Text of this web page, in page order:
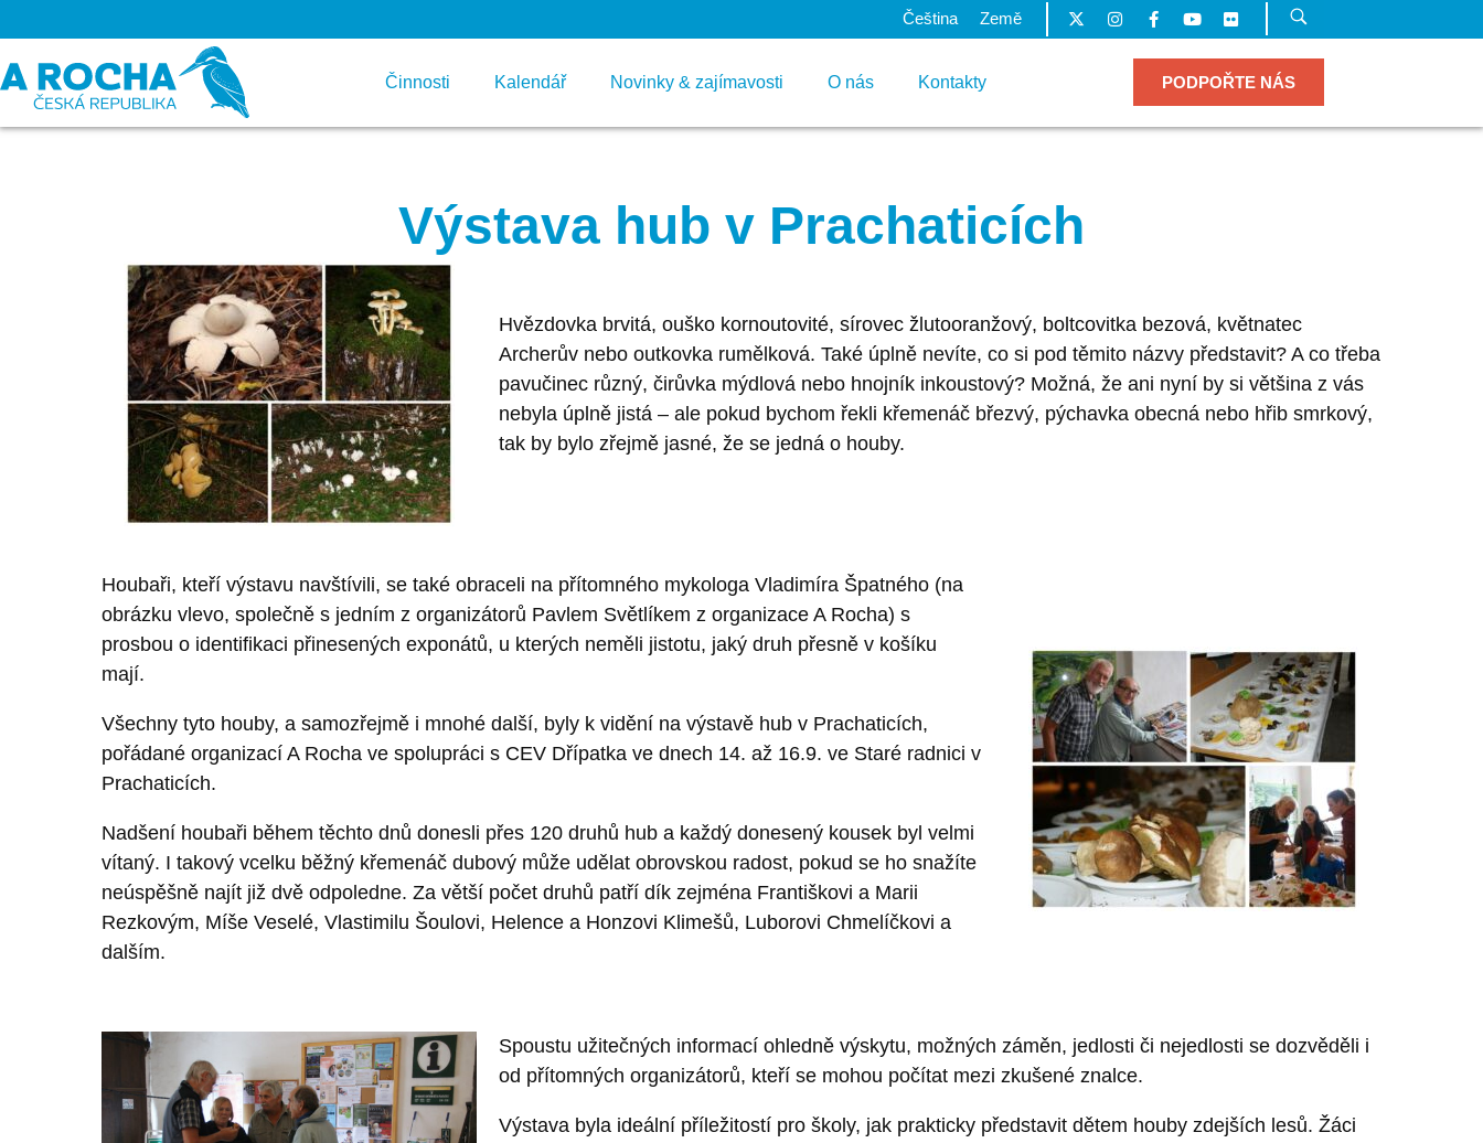
Čeština Země
Činnosti Kalendář Novinky & zajímavosti O nás Kontakty PODPOŘTE NÁS
Výstava hub v Prachaticích
Hvězdovka brvitá, ouško kornoutovité, sírovec žlutooranžový, boltcovitka bezová, květnatec
Archerův nebo outkovka rumělková. Také úplně nevíte, co si pod těmito názvy představit? A co třeba
pavučinec různý, čirůvka mýdlová nebo hnojník inkoustový? Možná, že ani nyní by si většina z vás
nebyla úplně jistá – ale pokud bychom řekli křemenáč březvý, pýchavka obecná nebo hřib smrkový,
tak by bylo zřejmě jasné, že se jedná o houby.
Houbaři, kteří výstavu navštívili, se také obraceli na přítomného mykologa Vladimíra Špatného (na
obrázku vlevo, společně s jedním z organizátorů Pavlem Světlíkem z organizace A Rocha) s
prosbou o identifikaci přinesených exponátů, u kterých neměli jistotu, jaký druh přesně v košíku
mají.
Všechny tyto houby, a samozřejmě i mnohé další, byly k vidění na výstavě hub v Prachaticích,
pořádané organizací A Rocha ve spolupráci s CEV Dřípatka ve dnech 14. až 16.9. ve Staré radnici v
Prachaticích.
Nadšení houbaři během těchto dnů donesli přes 120 druhů hub a každý donesený kousek byl velmi
vítaný. I takový vcelku běžný křemenáč dubový může udělat obrovskou radost, pokud se ho snažíte
neúspěšně najít již dvě odpoledne. Za větší počet druhů patří dík zejména Františkovi a Marii
Rezkovým, Míše Veselé, Vlastimilu Šoulovi, Helence a Honzovi Klimešů, Luborovi Chmelíčkovi a
dalším.
Spoustu užitečných informací ohledně výskytu, možných záměn, jedlosti či nejedlosti se dozvěděli i
od přítomných organizátorů, kteří se mohou počítat mezi zkušené znalce.
Výstava byla ideální příležitostí pro školy, jak prakticky představit dětem houby zdejších lesů. Žáci